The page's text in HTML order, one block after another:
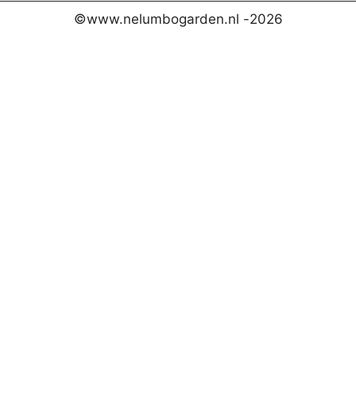
©www.nelumbogarden.nl -2026